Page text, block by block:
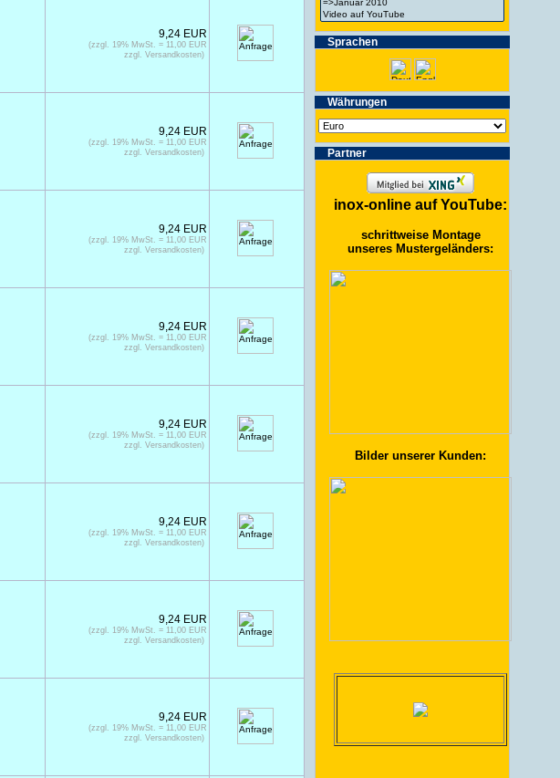
9,24 EUR
(zzgl. 19% MwSt. = 11,00 EUR
zzgl. Versandkosten)
9,24 EUR
(zzgl. 19% MwSt. = 11,00 EUR
zzgl. Versandkosten)
9,24 EUR
(zzgl. 19% MwSt. = 11,00 EUR
zzgl. Versandkosten)
9,24 EUR
(zzgl. 19% MwSt. = 11,00 EUR
zzgl. Versandkosten)
9,24 EUR
(zzgl. 19% MwSt. = 11,00 EUR
zzgl. Versandkosten)
9,24 EUR
(zzgl. 19% MwSt. = 11,00 EUR
zzgl. Versandkosten)
9,24 EUR
(zzgl. 19% MwSt. = 11,00 EUR
zzgl. Versandkosten)
9,24 EUR
(zzgl. 19% MwSt. = 11,00 EUR
zzgl. Versandkosten)
Spra­chen
Wäh­run­gen
Partner
inox-online auf YouTube:
schrittweise Montage
unseres Mustergeländers:
Bilder unserer Kunden: